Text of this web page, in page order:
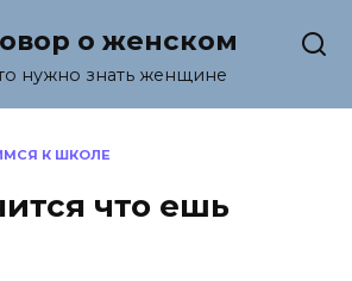
о женском
нужно знать женщине
К ШКОЛЕ
что ешь